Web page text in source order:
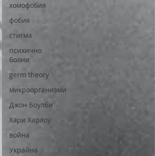
хомофобия
фобия
стигма
психично
болни
germ theory
микроорганизми
Джон Боулби
Хари Харлоу
война
Украйна